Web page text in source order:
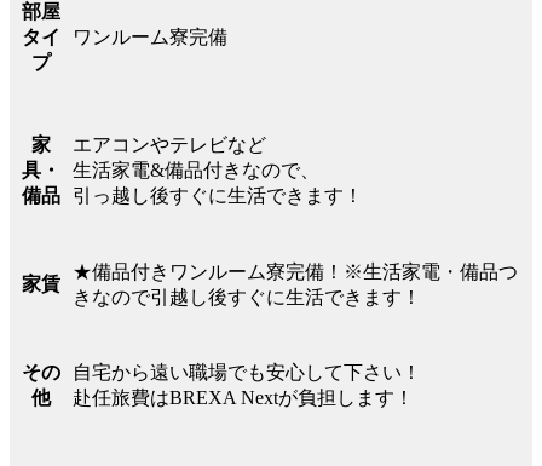
部屋
タイ
プ
ワンルーム寮完備
家
具・
備品
エアコンやテレビなど
生活家電&備品付きなので、
引っ越し後すぐに生活できます！
家賃
★備品付きワンルーム寮完備！※生活家電・備品つ
きなので引越し後すぐに生活できます！
その
他
自宅から遠い職場でも安心して下さい！
赴任旅費はBREXA Nextが負担します！